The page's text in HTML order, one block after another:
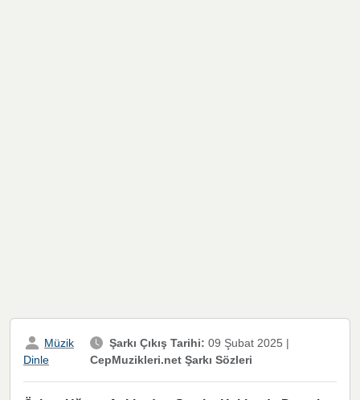
Müzik
Dinle
Şarkı Çıkış Tarihi: 09 Şubat 2025 |
CepMuzikleri.net Şarkı Sözleri